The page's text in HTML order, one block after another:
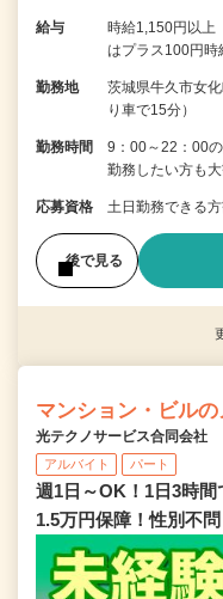
給与
時給1,150円以
はプラス100円時
勤務地
茨城県牛久市女
り車で15分）
勤務時間
9：00～22：00
勤務したい方も
応募資格 土日勤務できる
後で見る
マンション・ビル
光テクノサービス合同会社
アルバイト パート
週1日～OK！1日3時
1.5万円保障！性別不